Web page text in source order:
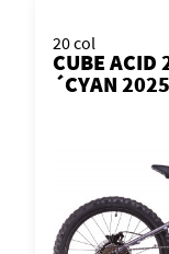
20 col
CUBE ACID
´CYAN